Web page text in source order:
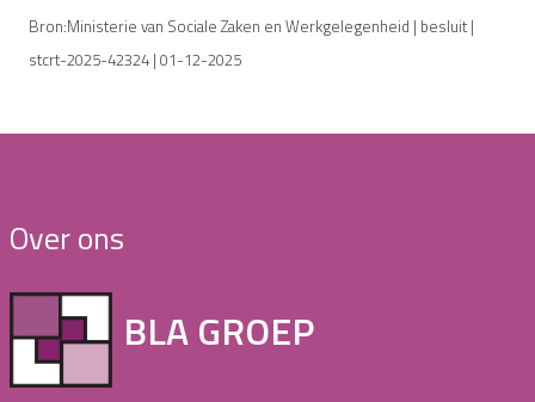
Bron:Ministerie van Sociale Zaken en Werkgelegenheid | besluit |
stcrt-2025-42324 | 01-12-2025
Over ons
BLA GROEP